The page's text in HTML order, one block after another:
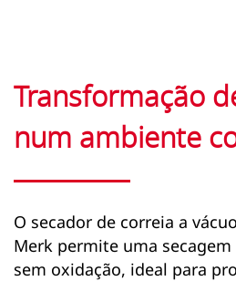
Transformação
num ambiente
O secador de correia a
Merk permite uma
sem oxidação, ideal para